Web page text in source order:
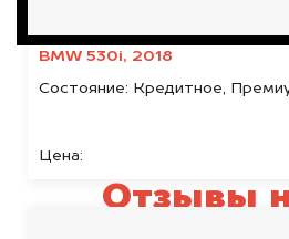
BMW 530i, 2018
Состояние: Кредитное,
Цена:
Отзывы